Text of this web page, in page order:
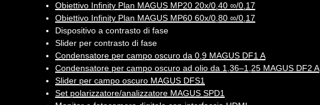
Obiettivo Infinity Plan MAGUS MP20 20х/0,40 ∞/0,17
Obiettivo Infinity Plan MAGUS MP60 60х/0,80 ∞/0,17
Dispositivo a contrasto di fase
Slider per contrasto di fase
Condensatore per campo oscuro da 0,9 MAGUS DF1 A
Condensatore per campo oscuro ad olio da 1,36–1,25 MAGUS DF2 A
Slider per campo oscuro MAGUS DFS1
Set polarizzatore/analizzatore MAGUS SPD1